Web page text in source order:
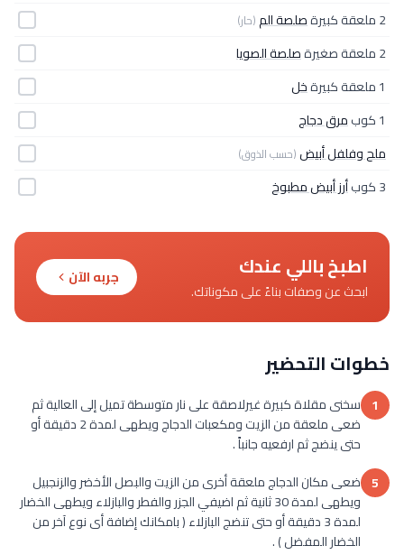
2 ملعقة كبيرة صلصة الم(حار)
2 ملعقة صغيرة
صلصة الصويا
1 ملعقة كبيرة
خل
1 كوب
مرق دجاج
ملح وفلفل أبيض(حسب الذوق)
3 كوب أرز أبيض مطبوخ
اطبخ باللي عندك
ابحث عن وصفات بناءً على مكوناتك.
جربه الآن
خطوات التحضير
1 سخنى مقلاة كبيرة غيرلاصقة على نار متوسطة تميل إلى العالية ثم
ضعى ملعقة من الزيت ومكعبات الدجاج ويطهى لمدة 2 دقيقة أو
حتى ينضج ثم ارفعيه جانباً .
5 ضعى مكان الدجاج ملعقة أخرى من الزيت والبصل الأخضر والزنجبيل
ويطهى لمدة 30 ثانية ثم اضيفي الجزر والفطر والبازلاء ويطهى الخضار
لمدة 3 دقيقة أو حتى تنضج البازلاء ( بامكانك إضافة أى نوع آخر من
الخضار المفضل ) .